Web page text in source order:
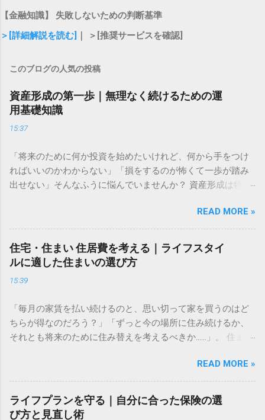
【金融知識】 失敗しないための判断基準
＞[詳細解説を読む]
｜ ＞[推奨サービスを確認]
このブログの人気の投稿
資産形成の第一歩｜無理なく続けるための運
用基礎知識
15:37
「将来のために何か投資を始めたいけれど、何から手をつけ
ればいいのかわからない」「損をするのが怖くて一歩が踏み
出せない」そんなふうに悩んでいませんか？ 資産形成は特別
組みを正しく理解し、自分に合ったペースで長く続けること
です。この記事では、資産形成をこれから始める方に向け
た、失敗しないための基礎知識と、無理なく続けるための考
え方をわかりやすく解説します。 資産運用はなぜ必要なのか
多くの人が「預金だけで十分ではないの？」と考えがちです
が、現代において資産運用は、豊かな生活を送るための「守
計画 資産形成の目的は、単に「お金を増やすこと」だけでは
ありません。真の目的は、ライフイベント（結婚、住宅購
入、教育、老後など）に必要な資金を確保し、人生の選択肢
の価値は目減りします。預金だけで資産を管理していると、
インフレリスクによって将来の購買力が低下してしまう可能
性があるのです。まずは「何のために、いつまでに、いくら
必要なのか」を明確にすることから始めましょう。具体的な
READ MORE »
住宅・住まい 住居費を考える｜ライフスタイ
ルに適した住まいの選び方
15:39
「毎月の家賃を払い続けるのと、思い切って家を買うのはど
ちらが得なのだろう？」「ずっと今の場所に住み続けるか、
それとも将来のために住み替えを考えるべきか……」。 住まい
毎月の固定費として家計に大きく影響するからこそ、慎重に
判断したいものですよね。しかし、周囲の意見や世間の常識
に振り回されてしまうと、自分にとって最適な選択を見失っ
てしまうこともあります。 大切なのは、損得勘定だけで決め
READ MORE »
ライフプランを守る｜自分に合った保険の選
び方と見直し術